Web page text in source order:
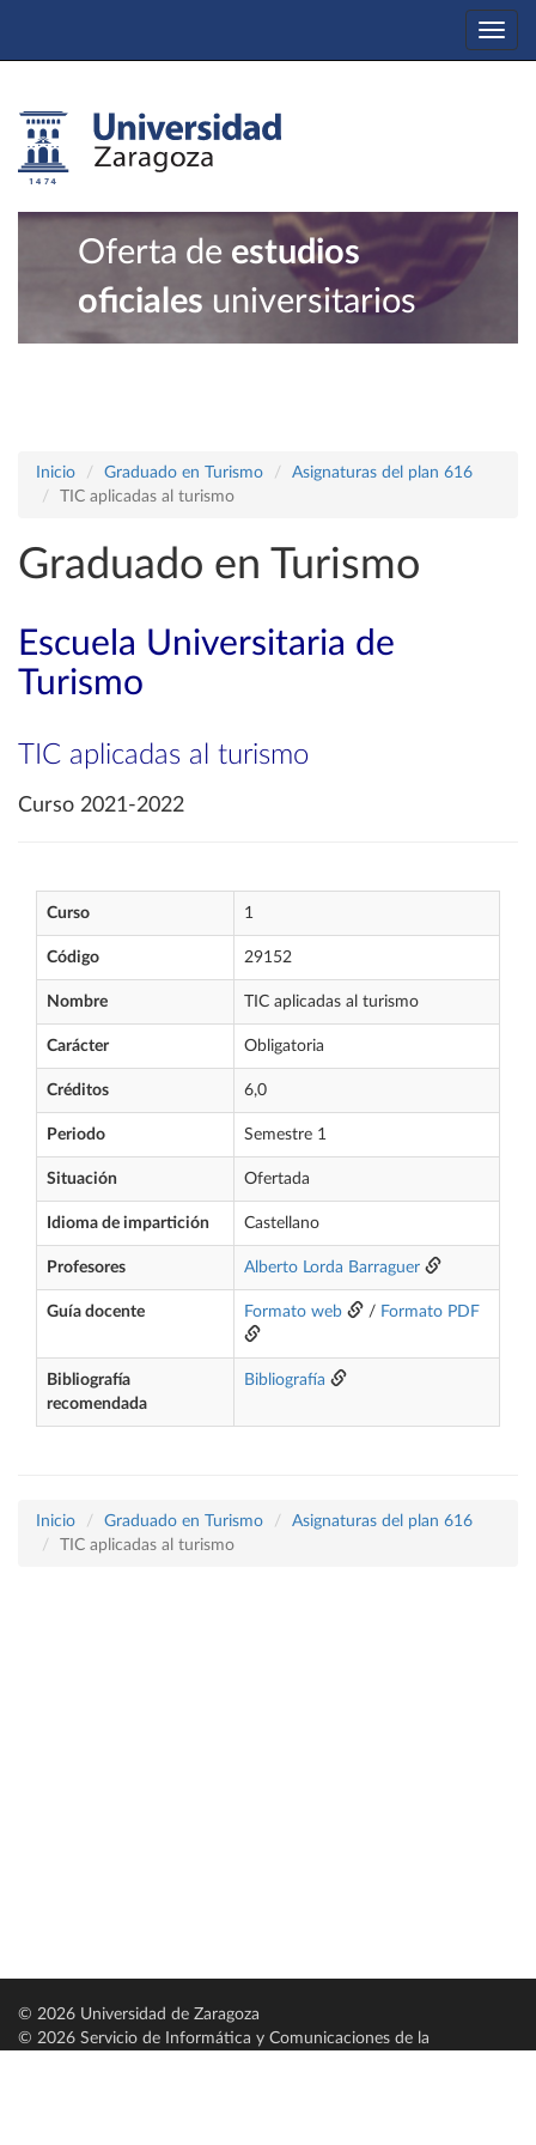
Oferta de estudios
oficiales universitarios
Inicio Graduado en Turismo
Asignaturas del plan 616
TIC aplicadas al turismo
Graduado en Turismo
Escuela Universitaria de
Turismo
TIC aplicadas al turismo
Curso 2021-2022
Curso 1
Código 29152
Nombre TIC aplicadas al turismo
Carácter Obligatoria
Créditos 6,0
Periodo Semestre 1
Situación Ofertada
Idioma de impartición Castellano
Profesores Alberto Lorda Barraguer
Guía docente Formato web / Formato PDF
Bibliografía
recomendada
Bibliografía
Inicio Graduado en Turismo
Asignaturas del plan 616
TIC aplicadas al turismo
© 2026 Universidad de Zaragoza
© 2026 Servicio de Informática y Comunicaciones de la